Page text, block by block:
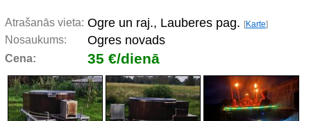
Atrašanās vieta: Ogre un raj., Lauberes pag. [Karte]
Nosaukums: Ogres novads
Cena: 35 €/dienā